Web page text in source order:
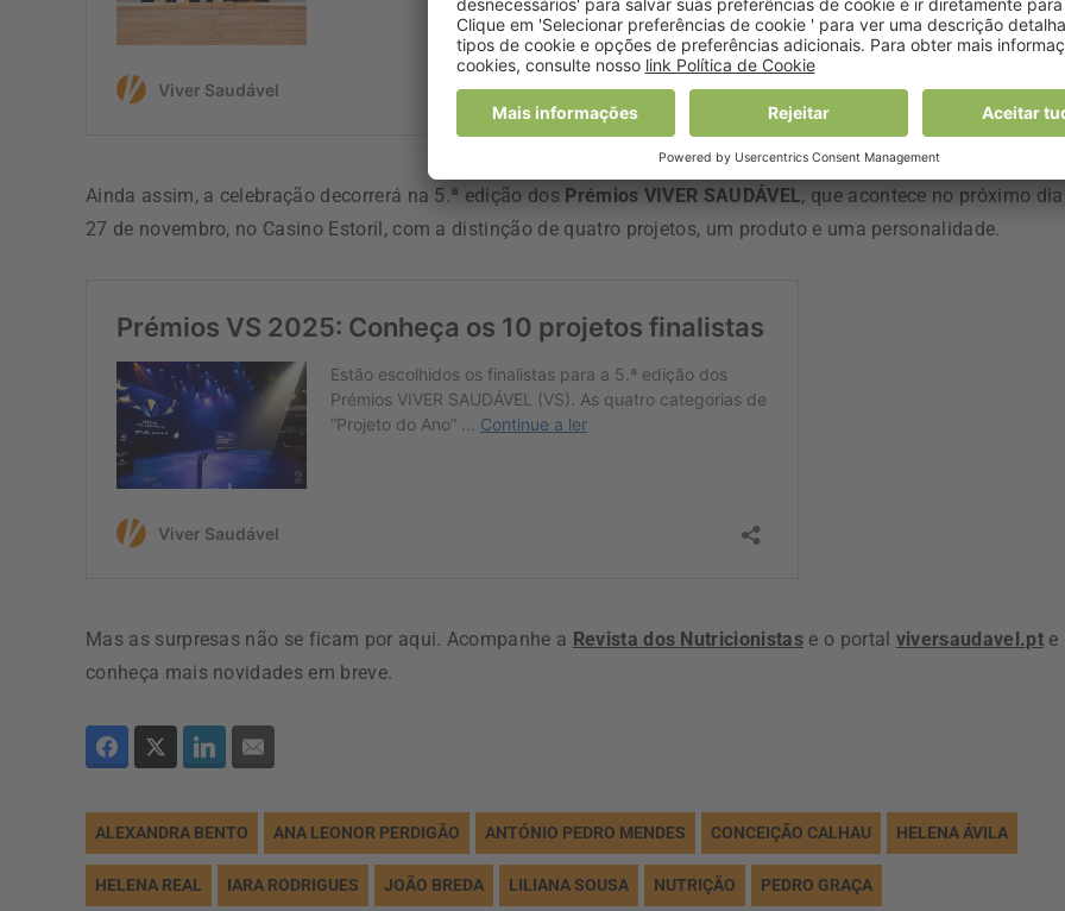
Ainda assim, a celebração decorrerá na 5.ª edição dos Prémios VIVER SAUDÁVEL, que acontece no próximo dia
27 de novembro, no Casino Estoril, com a distinção de quatro projetos, um produto e uma personalidade.
Mas as surpresas não se ficam por aqui. Acompanhe a Revista dos Nutricionistase o portal viversaudavel.pte
conheça mais novidades em breve.
ALEXANDRA BENTO ANA LEONOR PERDIGÃO ANTÓNIO PEDRO MENDES CONCEIÇÃO CALHAU HELENA ÁVILA
HELENA REAL IARA RODRIGUES JOÃO BREDA LILIANA SOUSA NUTRIÇÃO PEDRO GRAÇA